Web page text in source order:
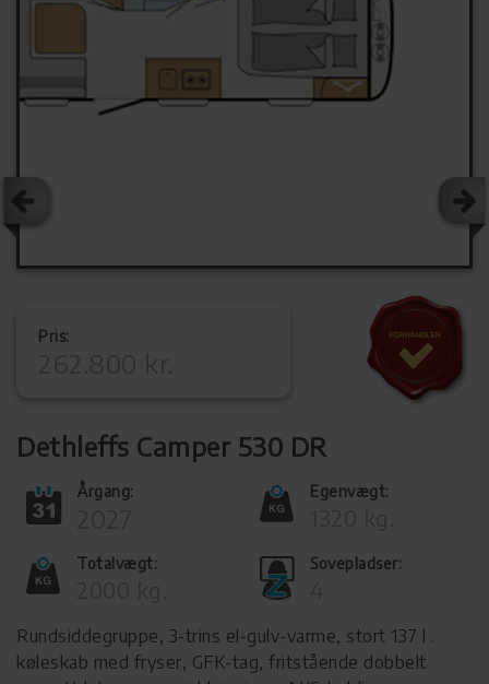
Pris:
Dethleffs Camper 530 DR
Årgang: Egenvægt:
Totalvægt: Sovepladser:
Rundsiddegruppe, 3-trins el-gulv-varme, stort 137 l .
køleskab med fryser, GFK-tag, fritstående dobbelt